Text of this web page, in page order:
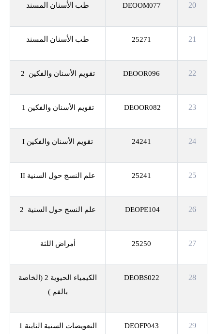
20
DEOOM077 طب الأسنان المسند
21
25271 طب الأسنان المسند
22
DEOOR096 تقويم الأسنان والفكين 2
23
DEOOR082 تقويم الأسنان والفكين 1
24
24241 تقويم الأسنان والفكين I
25
25241 علم النسج حول السنيةII
26
DEOPE104 علم النسج حول السنية 2
27
25250 أمراض اللثة
28
DEOBS022
الكيمياء الحيوية 2 (الخاصة
بالفم )
29
DEOFP043 التعويضات السنية الثابتة 1